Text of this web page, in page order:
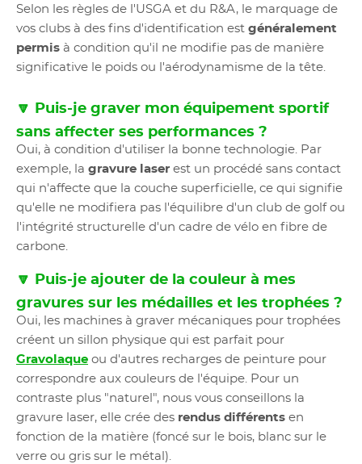
Selon les règles de l'USGA et du R&A, le marquage de
vos clubs à des fins d'identification est généralement
permis à condition qu'il ne modifie pas de manière
significative le poids ou l'aérodynamisme de la tête.
🔽 Puis-je graver mon équipement sportif
sans affecter ses performances ?
Oui, à condition d'utiliser la bonne technologie. Par
exemple, la gravure laser est un procédé sans contact
qui n'affecte que la couche superficielle, ce qui signifie
qu'elle ne modifiera pas l'équilibre d'un club de golf ou
l'intégrité structurelle d'un cadre de vélo en fibre de
carbone.
🔽 Puis-je ajouter de la couleur à mes
gravures sur les médailles et les trophées ?
Oui, les machines à graver mécaniques pour trophées
créent un sillon physique qui est parfait pour
Gravolaque ou d'autres recharges de peinture pour
correspondre aux couleurs de l'équipe. Pour un
contraste plus "naturel", nous vous conseillons la
gravure laser, elle crée des rendus différents en
fonction de la matière (foncé sur le bois, blanc sur le
verre ou gris sur le métal).